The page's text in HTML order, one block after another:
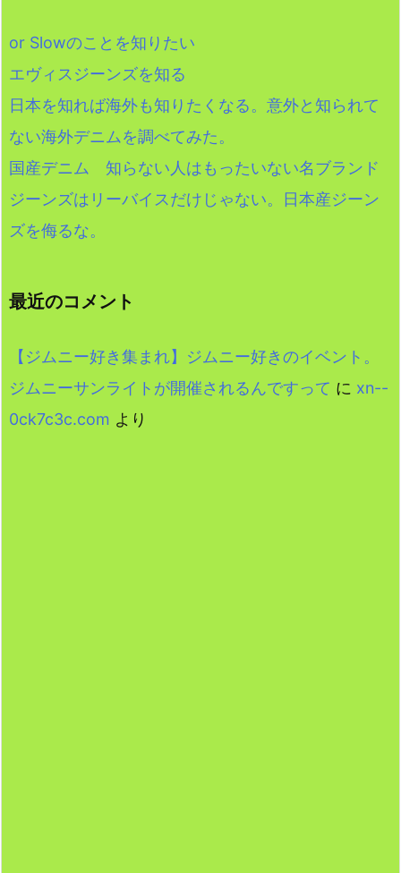
or Slowのことを知りたい
エヴィスジーンズを知る
日本を知れば海外も知りたくなる。意外と知られて
ない海外デニムを調べてみた。
国産デニム 知らない人はもったいない名ブランド
ジーンズはリーバイスだけじゃない。日本産ジーン
ズを侮るな。
最近のコメント
【ジムニー好き集まれ】ジムニー好きのイベント。
ジムニーサンライトが開催されるんですって に xn--
0ck7c3c.com より